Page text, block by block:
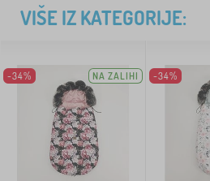
VIŠE IZ KATEGORIJE:
-34% NA ZALIHI -34%